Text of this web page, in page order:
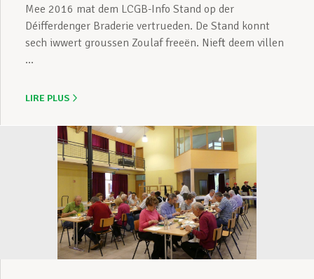
Mee 2016 mat dem LCGB-Info Stand op der
Déifferdenger Braderie vertrueden. De Stand konnt
sech iwwert groussen Zoulaf freeën. Nieft deem villen
...
LIRE PLUS